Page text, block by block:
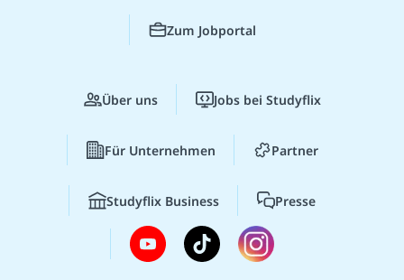
Zum Jobportal
Über uns Jobs bei Studyflix
Für Unternehmen Partner
Studyflix Business Presse